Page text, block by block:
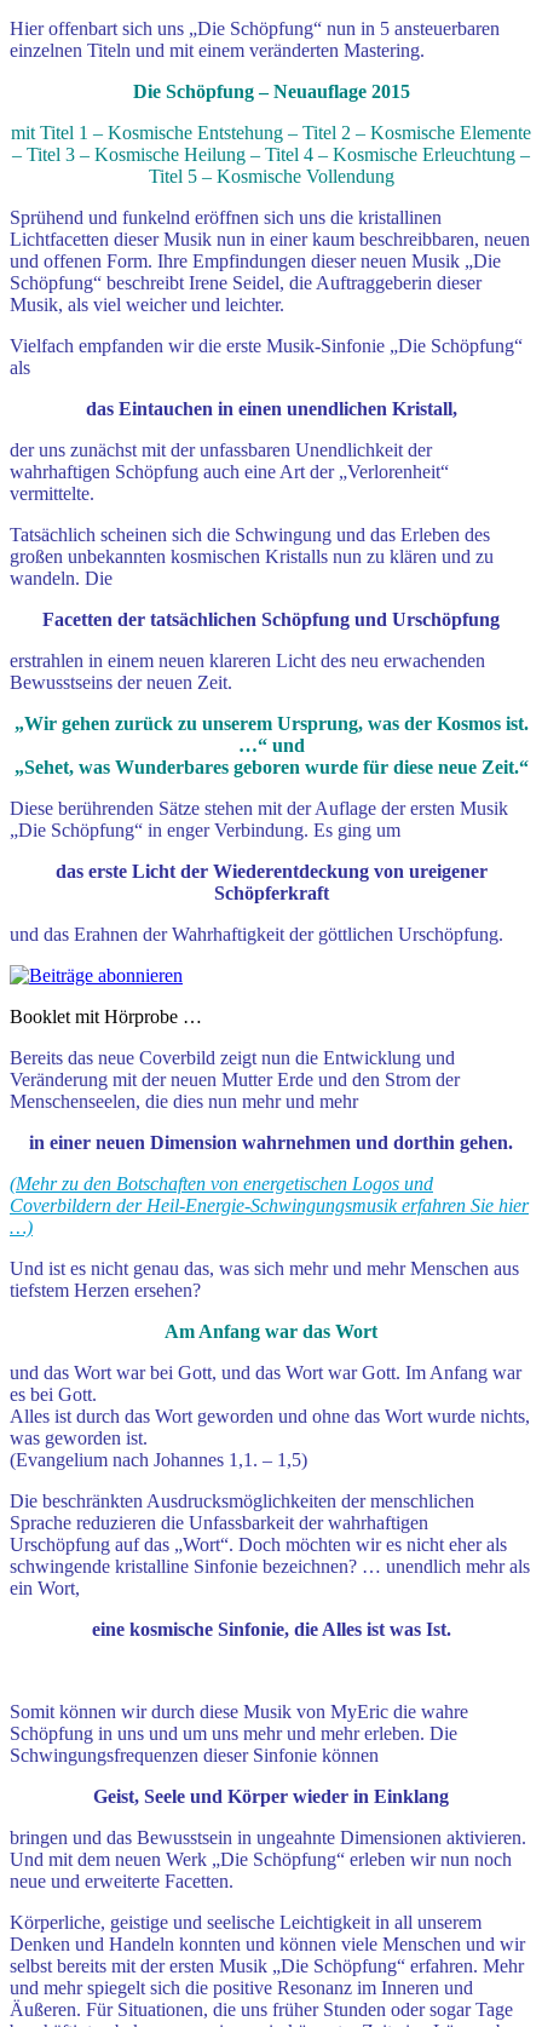
Hier offenbart sich uns „Die Schöpfung“ nun in 5 ansteuerbaren
einzelnen Titeln und mit einem veränderten Mastering.
Die Schöpfung – Neuauflage 2015
mit Titel 1 – Kosmische Entstehung – Titel 2 – Kosmische Elemente
– Titel 3 – Kosmische Heilung – Titel 4 – Kosmische Erleuchtung –
Titel 5 – Kosmische Vollendung
Sprühend und funkelnd eröffnen sich uns die kristallinen
Lichtfacetten dieser Musik nun in einer kaum beschreibbaren, neuen
und offenen Form. Ihre Empfindungen dieser neuen Musik „Die
Schöpfung“ beschreibt Irene Seidel, die Auftraggeberin dieser
Musik, als viel weicher und leichter.
Vielfach empfanden wir die erste Musik-Sinfonie „Die Schöpfung“
als
das Eintauchen in einen unendlichen Kristall,
der uns zunächst mit der unfassbaren Unendlichkeit der
wahrhaftigen Schöpfung auch eine Art der „Verlorenheit“
vermittelte.
Tatsächlich scheinen sich die Schwingung und das Erleben des
großen unbekannten kosmischen Kristalls nun zu klären und zu
wandeln. Die
Facetten der tatsächlichen Schöpfung und Urschöpfung
erstrahlen in einem neuen klareren Licht des neu erwachenden
Bewusstseins der neuen Zeit.
„Wir gehen zurück zu unserem Ursprung, was der Kosmos ist.
…“ und
„Sehet, was Wunderbares geboren wurde für diese neue Zeit.“
Diese berührenden Sätze stehen mit der Auflage der ersten Musik
„Die Schöpfung“ in enger Verbindung. Es ging um
das erste Licht der Wiederentdeckung von ureigener
Schöpferkraft
und das Erahnen der Wahrhaftigkeit der göttlichen Urschöpfung.
Booklet mit Hörprobe …
Bereits das neue Coverbild zeigt nun die Entwicklung und
Veränderung mit der neuen Mutter Erde und den Strom der
Menschenseelen, die dies nun mehr und mehr
in einer neuen Dimension wahrnehmen und dorthin gehen.
(Mehr zu den Botschaften von energetischen Logos und
Coverbildern der Heil-Energie-Schwingungsmusik erfahren Sie hier
…)
Und ist es nicht genau das, was sich mehr und mehr Menschen aus
tiefstem Herzen ersehen?
Am Anfang war das Wort
und das Wort war bei Gott, und das Wort war Gott. Im Anfang war
es bei Gott.
Alles ist durch das Wort geworden und ohne das Wort wurde nichts,
was geworden ist.
(Evangelium nach Johannes 1,1. – 1,5)
Die beschränkten Ausdrucksmöglichkeiten der menschlichen
Sprache reduzieren die Unfassbarkeit der wahrhaftigen
Urschöpfung auf das „Wort“. Doch möchten wir es nicht eher als
schwingende kristalline Sinfonie bezeichnen? … unendlich mehr als
ein Wort,
eine kosmische Sinfonie, die Alles ist was Ist.
Somit können wir durch diese Musik von MyEric die wahre
Schöpfung in uns und um uns mehr und mehr erleben. Die
Schwingungsfrequenzen dieser Sinfonie können
Geist, Seele und Körper wieder in Einklang
bringen und das Bewusstsein in ungeahnte Dimensionen aktivieren.
Und mit dem neuen Werk „Die Schöpfung“ erleben wir nun noch
neue und erweiterte Facetten.
Körperliche, geistige und seelische Leichtigkeit in all unserem
Denken und Handeln konnten und können viele Menschen und wir
selbst bereits mit der ersten Musik „Die Schöpfung“ erfahren. Mehr
und mehr spiegelt sich die positive Resonanz im Inneren und
Äußeren. Für Situationen, die uns früher Stunden oder sogar Tage